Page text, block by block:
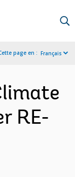
page en : Français
RE-